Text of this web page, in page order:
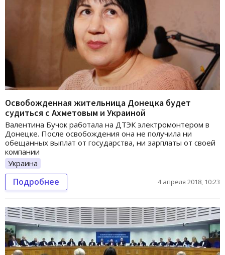
Освобожденная жительница Донецка будет
судиться с Ахметовым и Украиной
Валентина Бучок работала на ДТЭК электромонтером в
Донецке. После освобождения она не получила ни
обещанных выплат от государства, ни зарплаты от своей
компании
Украина
Подробнее 4 апреля 2018, 10:23